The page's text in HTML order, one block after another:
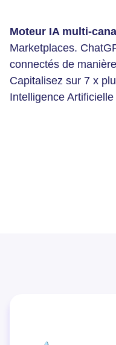
Moteur IA multi-
Marketplaces.
connectés de
Capitalisez sur 7 x
Intelligence Artificielle